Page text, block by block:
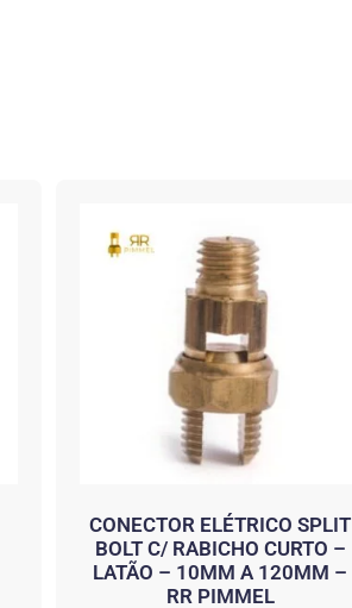
CONECTOR ELÉTRICO SPLIT
BOLT C/ RABICHO CURTO –
LATÃO – 10MM A 120MM –
RR PIMMEL